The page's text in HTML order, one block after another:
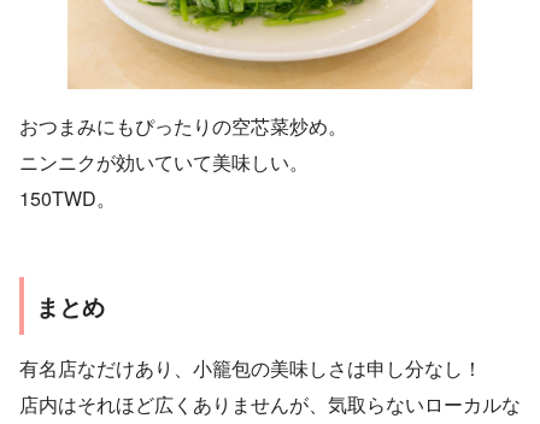
おつまみにもぴったりの空芯菜炒め。
ニンニクが効いていて美味しい。
150TWD。
まとめ
有名店なだけあり、小籠包の美味しさは申し分なし！
店内はそれほど広くありませんが、気取らないローカルな